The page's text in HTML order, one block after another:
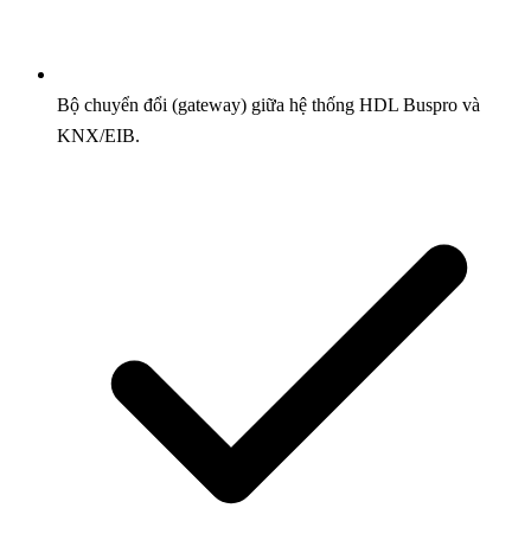
Bộ chuyển đổi (gateway) giữa hệ thống HDL Buspro và
KNX/EIB.